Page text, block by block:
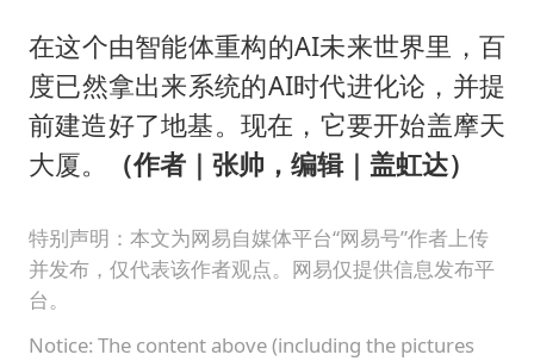
在这个由智能体重构的AI未来世界里，百
度已然拿出来系统的AI时代进化论，并提
前建造好了地基。现在，它要开始盖摩天
大厦。
（作者｜张帅，编辑｜盖虹达）
特别声明：本文为网易自媒体平台“网易号”作者上传
并发布，仅代表该作者观点。网易仅提供信息发布平
台。
Notice: The content above (including the pictures